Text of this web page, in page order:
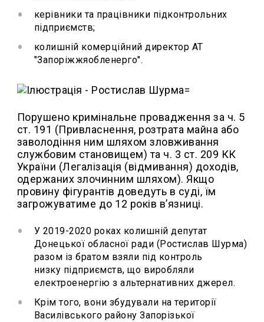
керівники та працівники підконтрольних
підприємств;
колишній комерційний директор АТ
"Запоріжжяобленерго".
=
Порушено кримінальне провадження за ч. 5
ст. 191 (Привласнення, розтрата майна або
заволодіння ним шляхом зловживання
службовим становищем) та ч. 3 ст. 209 КК
України (Легалізація (відмивання) доходів,
одержаних злочинним шляхом). Якщо
провину фігурантів доведуть в суді, їм
загрожуватиме до 12 років вʼязниці.
У 2019-2020 роках колишній депутат
Донецької обласної ради (Ростислав Шурма)
разом із братом взяли під контроль
низку підприємств, що виробляли
електроенергію з альтернативних джерел.
Крім того, вони збудували на території
Василівського району Запорізької